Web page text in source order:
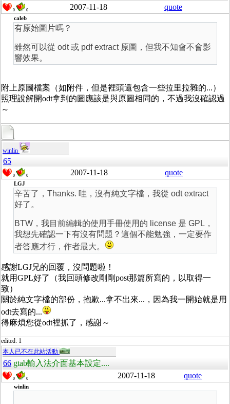
0 0 2007-11-18 quote
caleb
有原始圖片嗎？
雖然可以從 odt 或 pdf extract 原圖，但我不知會不會影
響效果。
附上原圖檔案（如附件，但是裡頭還包含一些拉里拉雜的...）
照理說解開odt拿到的圖應該是與原圖相同的，不過我沒確認過
～
winlin
65
0 0 2007-11-18 quote
LGJ
辛苦了，Thanks. 哇，沒有純文字檔，我從 odt extract
好了。
BTW，我目前編輯的使用手冊使用的 license 是 GPL，
我想先確認一下有沒有問題？這個不能勉強，一定要作
者答應才行，作者最大。
感謝LGJ兄的回覆，沒問題啦！
就用GPL好了（我回頭修改剛剛post那篇所寫的，以取得一
致）
關於純文字檔的部份，抱歉...拿不出來...，因為我一開始就是用
odt去寫的...
得麻煩您從odt裡抓了，感謝～
edited: 1
本人已不在此站活動
66 gtab輸入法介面基本設定....
0 0 2007-11-18 quote
winlin